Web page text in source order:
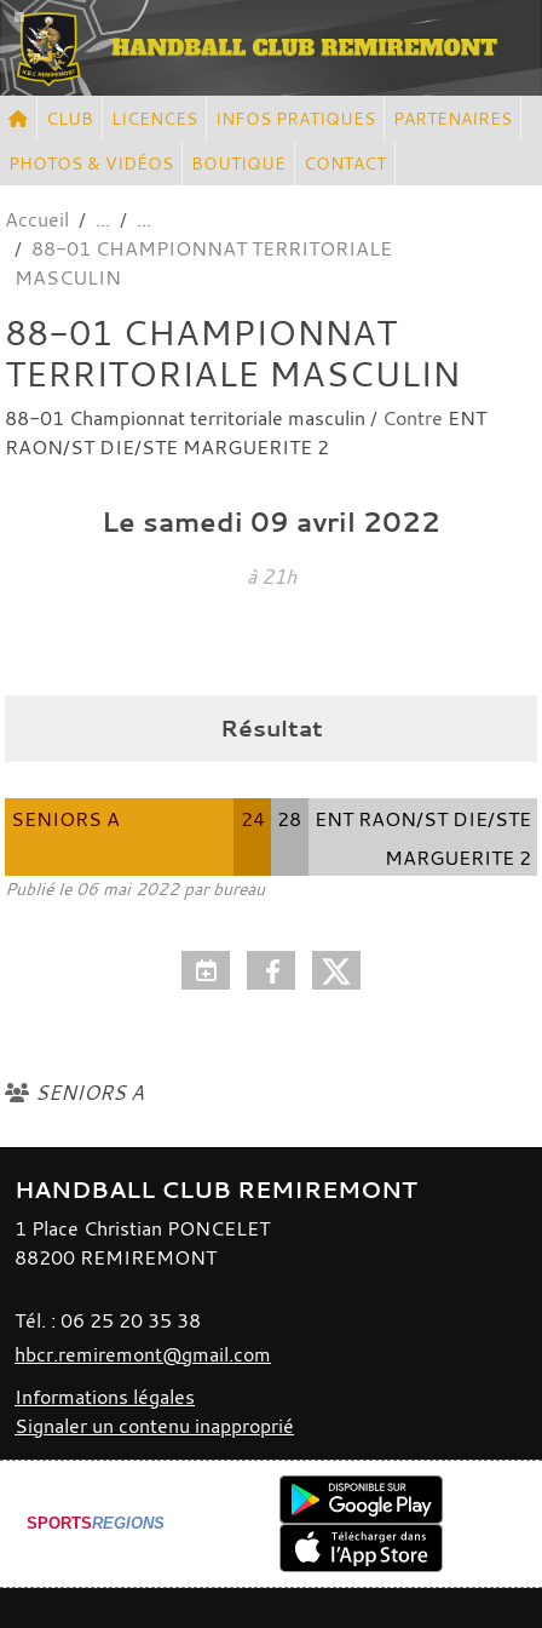
CLUB LICENCES INFOS PRATIQUES
PARTENAIRES
PHOTOS & VIDÉOS
BOUTIQUE CONTACT
Accueil
88-01 CHAMPIONNAT TERRITORIALE
MASCULIN
88-01 CHAMPIONNAT
TERRITORIALE MASCULIN
88-01 Championnat territoriale masculin / Contre ENT
RAON/ST DIE/STE MARGUERITE 2
Le samedi 09 avril 2022
à 21h
Résultat
SENIORS A 24 28
ENT RAON/ST DIE/STE
MARGUERITE 2
Publié le 06 mai 2022par bureau
SENIORS A
HANDBALL CLUB REMIREMONT
1 Place Christian PONCELET
88200 REMIREMONT
Tél. : 06 25 20 35 38
hbcr.remiremont@gmail.com
Informations légales
Signaler un contenu inapproprié
SPORTSREGIONS
Panneau de gestion des cookies